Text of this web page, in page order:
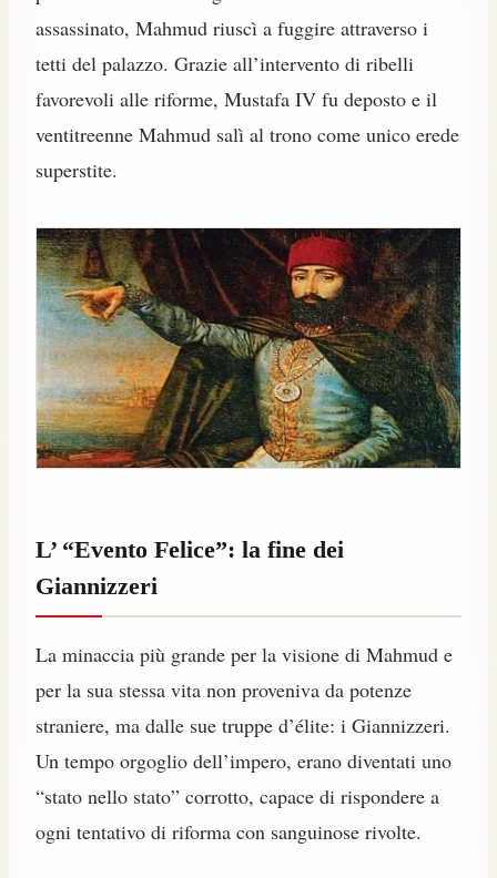
assassinato, Mahmud riuscì a fuggire attraverso i
tetti del palazzo. Grazie all’intervento di ribelli
favorevoli alle riforme, Mustafa IV fu deposto e il
ventitreenne Mahmud salì al trono come unico erede
superstite.
L’ “Evento Felice”: la fine dei
Giannizzeri
La minaccia più grande per la visione di Mahmud e
per la sua stessa vita non proveniva da potenze
straniere, ma dalle sue truppe d’élite: i Giannizzeri.
Un tempo orgoglio dell’impero, erano diventati uno
“stato nello stato” corrotto, capace di rispondere a
ogni tentativo di riforma con sanguinose rivolte.